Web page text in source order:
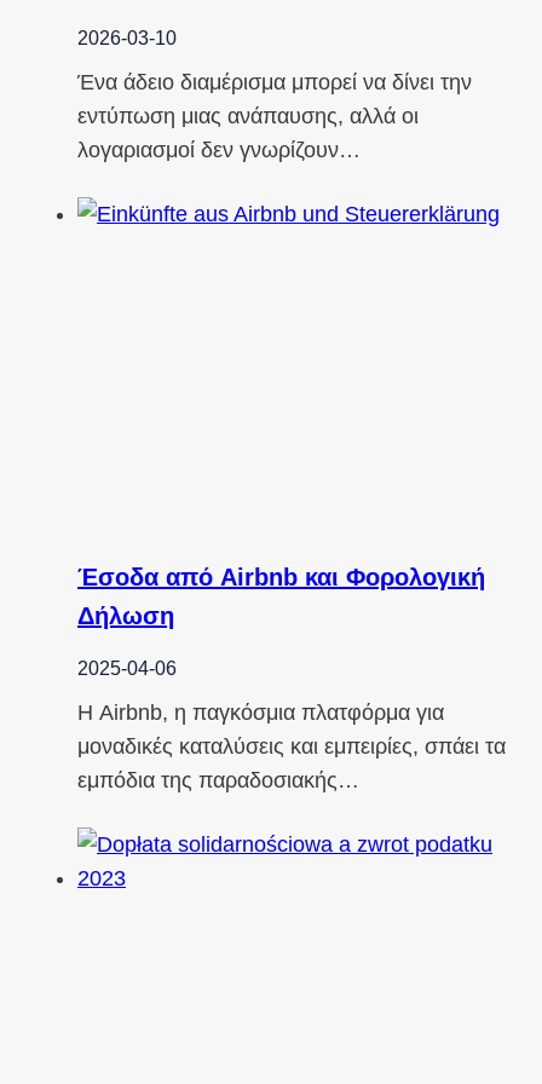
2026-03-10
Ένα άδειο διαμέρισμα μπορεί να δίνει την
εντύπωση μιας ανάπαυσης, αλλά οι
λογαριασμοί δεν γνωρίζουν…
Έσοδα από Airbnb και Φορολογική
Δήλωση
2025-04-06
Η Airbnb, η παγκόσμια πλατφόρμα για
μοναδικές καταλύσεις και εμπειρίες, σπάει τα
εμπόδια της παραδοσιακής…